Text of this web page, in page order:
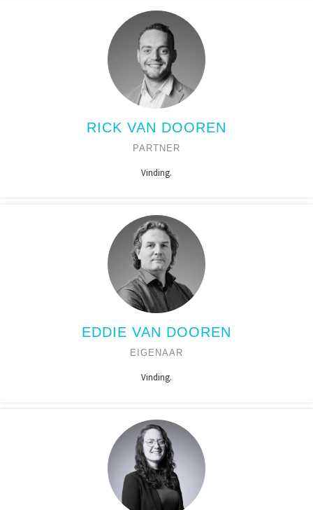
RICK VAN DOOREN
PARTNER
Vinding.
EDDIE VAN DOOREN
EIGENAAR
Vinding.